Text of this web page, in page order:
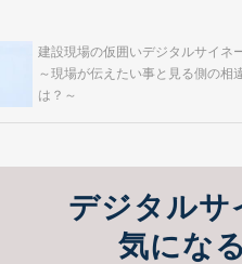
建設現場の仮囲いデジタルサイネ
～現場が伝えたい事と見る側の相
は？～
デジタルサ
気にな